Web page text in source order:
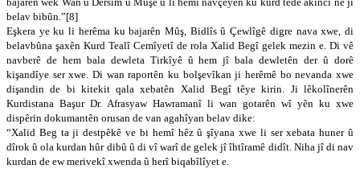
belav bibûn.”[8]
Eşkera ye ku li herêma ku bajarên Mûş, Bidlîs û Çewlîgê digre nava xwe, di
belavbûna şaxên Kurd Tealî Cemîyetî de rola Xalid Begî gelek mezin e. Di vê
navberê de hem bala dewleta Tirkîyê û hem jî bala dewletên der û dorê
kişandîye ser xwe. Di wan raportên ku bolşevîkan ji herêmê bo nevanda xwe
dişandin de bi kitekit qala xebatên Xalid Begî têye kirin. Ji lêkolînerên
Kurdistana Başur Dr. Afrasyaw Hawramanî li wan gotarên wî yên ku xwe
dispêrin dokumantên orusan de van agahîyan belav dike:
“Xalid Beg ta ji destpêkê ve bi hemî hêz û şîyana xwe li ser xebata huner û
dîrok û ola kurdan hûr dibû û di vî warî de gelek jî îhtîramê didît. Niha jî di nav
kurdan de ew merivekî xwenda û herî biqabîlîyet e.